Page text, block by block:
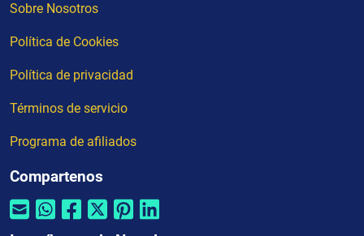
Sobre Nosotros
Política de Cookies
Política de privacidad
Términos de servicio
Programa de afiliados
Compartenos